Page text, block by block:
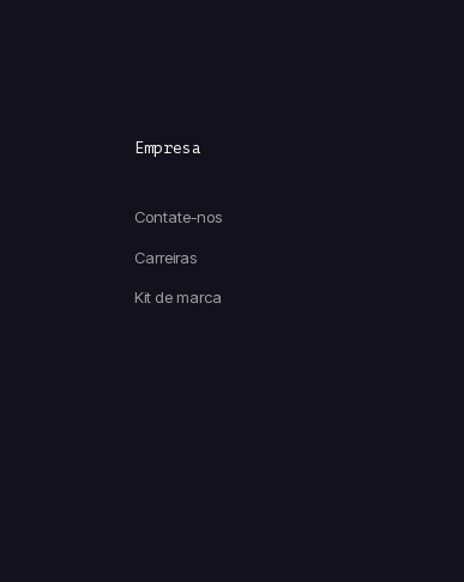
Empresa
Contate-nos
Carreiras
Kit de marca